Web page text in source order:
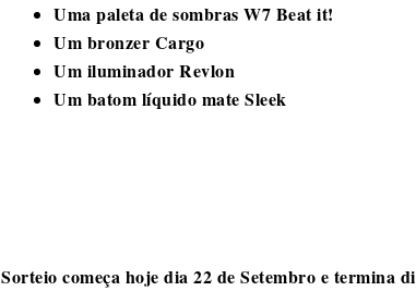
Uma paleta de sombras W7 Beat it!
Um bronzer Cargo
Um iluminador Revlon
Um batom líquido mate Sleek
Sorteio começa hoje dia 22 de Setembro e termina